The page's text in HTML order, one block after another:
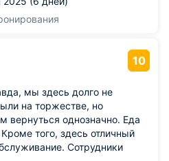
время.
10
мы здесь долго не
на торжестве, но
вернуться однозначно. Еда
того, здесь отличный
Сотрудники